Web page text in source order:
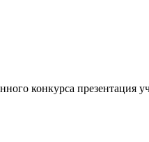
конкурса презентация